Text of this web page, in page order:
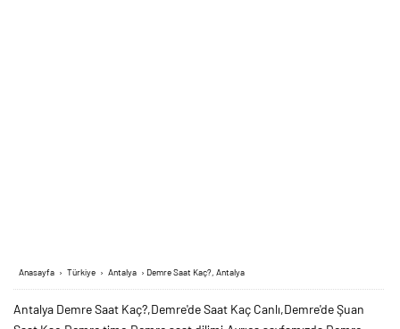
Anasayfa › Türkiye › Antalya › Demre Saat Kaç?, Antalya
Antalya Demre Saat Kaç?,Demre'de Saat Kaç Canlı,Demre'de Şuan